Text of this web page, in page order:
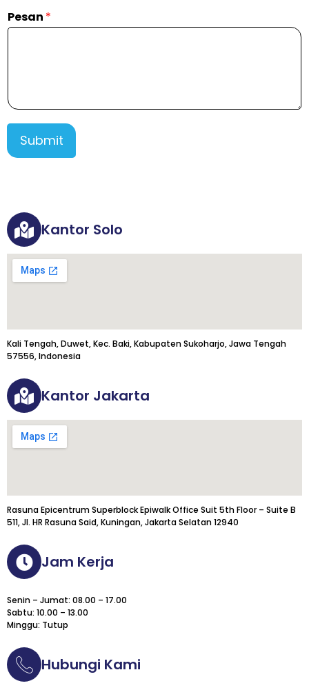
Pesan *
Submit
Kantor Solo
Kali Tengah, Duwet, Kec. Baki, Kabupaten Sukoharjo, Jawa Tengah
57556, Indonesia
Kantor Jakarta
Rasuna Epicentrum Superblock Epiwalk Office Suit 5th Floor – Suite B
511, Jl. HR Rasuna Said, Kuningan, Jakarta Selatan 12940
Jam Kerja
Senin – Jumat: 08.00 – 17.00
Sabtu: 10.00 – 13.00
Minggu: Tutup
Hubungi Kami